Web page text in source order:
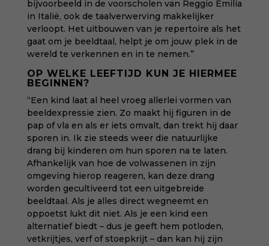
bijvoorbeeld in de voorscholen van Reggio Emilia
in Italië, ook de taalverwerving makkelijker
verloopt. Het uitbouwen van je repertoire als het
gaat om je beeldtaal, helpt je om jouw plek in de
wereld te verkennen en in te nemen.”
OP WELKE LEEFTIJD KUN JE HIERMEE
BEGINNEN?
“Een kind laat al heel vroeg allerlei vormen van
beeldexpressie zien. Zo maakt hij figuren in de
pap of vla en als er iets omvalt, dan trekt hij daar
sporen in. Ik zie steeds weer die natuurlijke
drang bij kinderen om hun sporen na te laten.
Afhankelijk van hoe de volwassenen in zijn
omgeving hierop reageren, kan deze drang
worden gecultiveerd tot een uitgebreide
beeldtaal. Als je alles direct wegneemt en
oppoetst lukt dit niet. Als je een kind een
alternatief biedt – dus je geeft hem potloden,
vetkrijtjes, verf of stoepkrijt – dan kan hij zijn